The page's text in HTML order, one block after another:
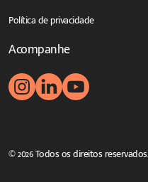
Política de privacidade
Acompanhe
© 2026 Todos os direitos